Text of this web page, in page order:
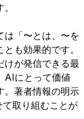
は「〜とは、〜を
も効果的です。
けが発信できる最
AIにとって価値
。著者情報の明示
取り組むことが